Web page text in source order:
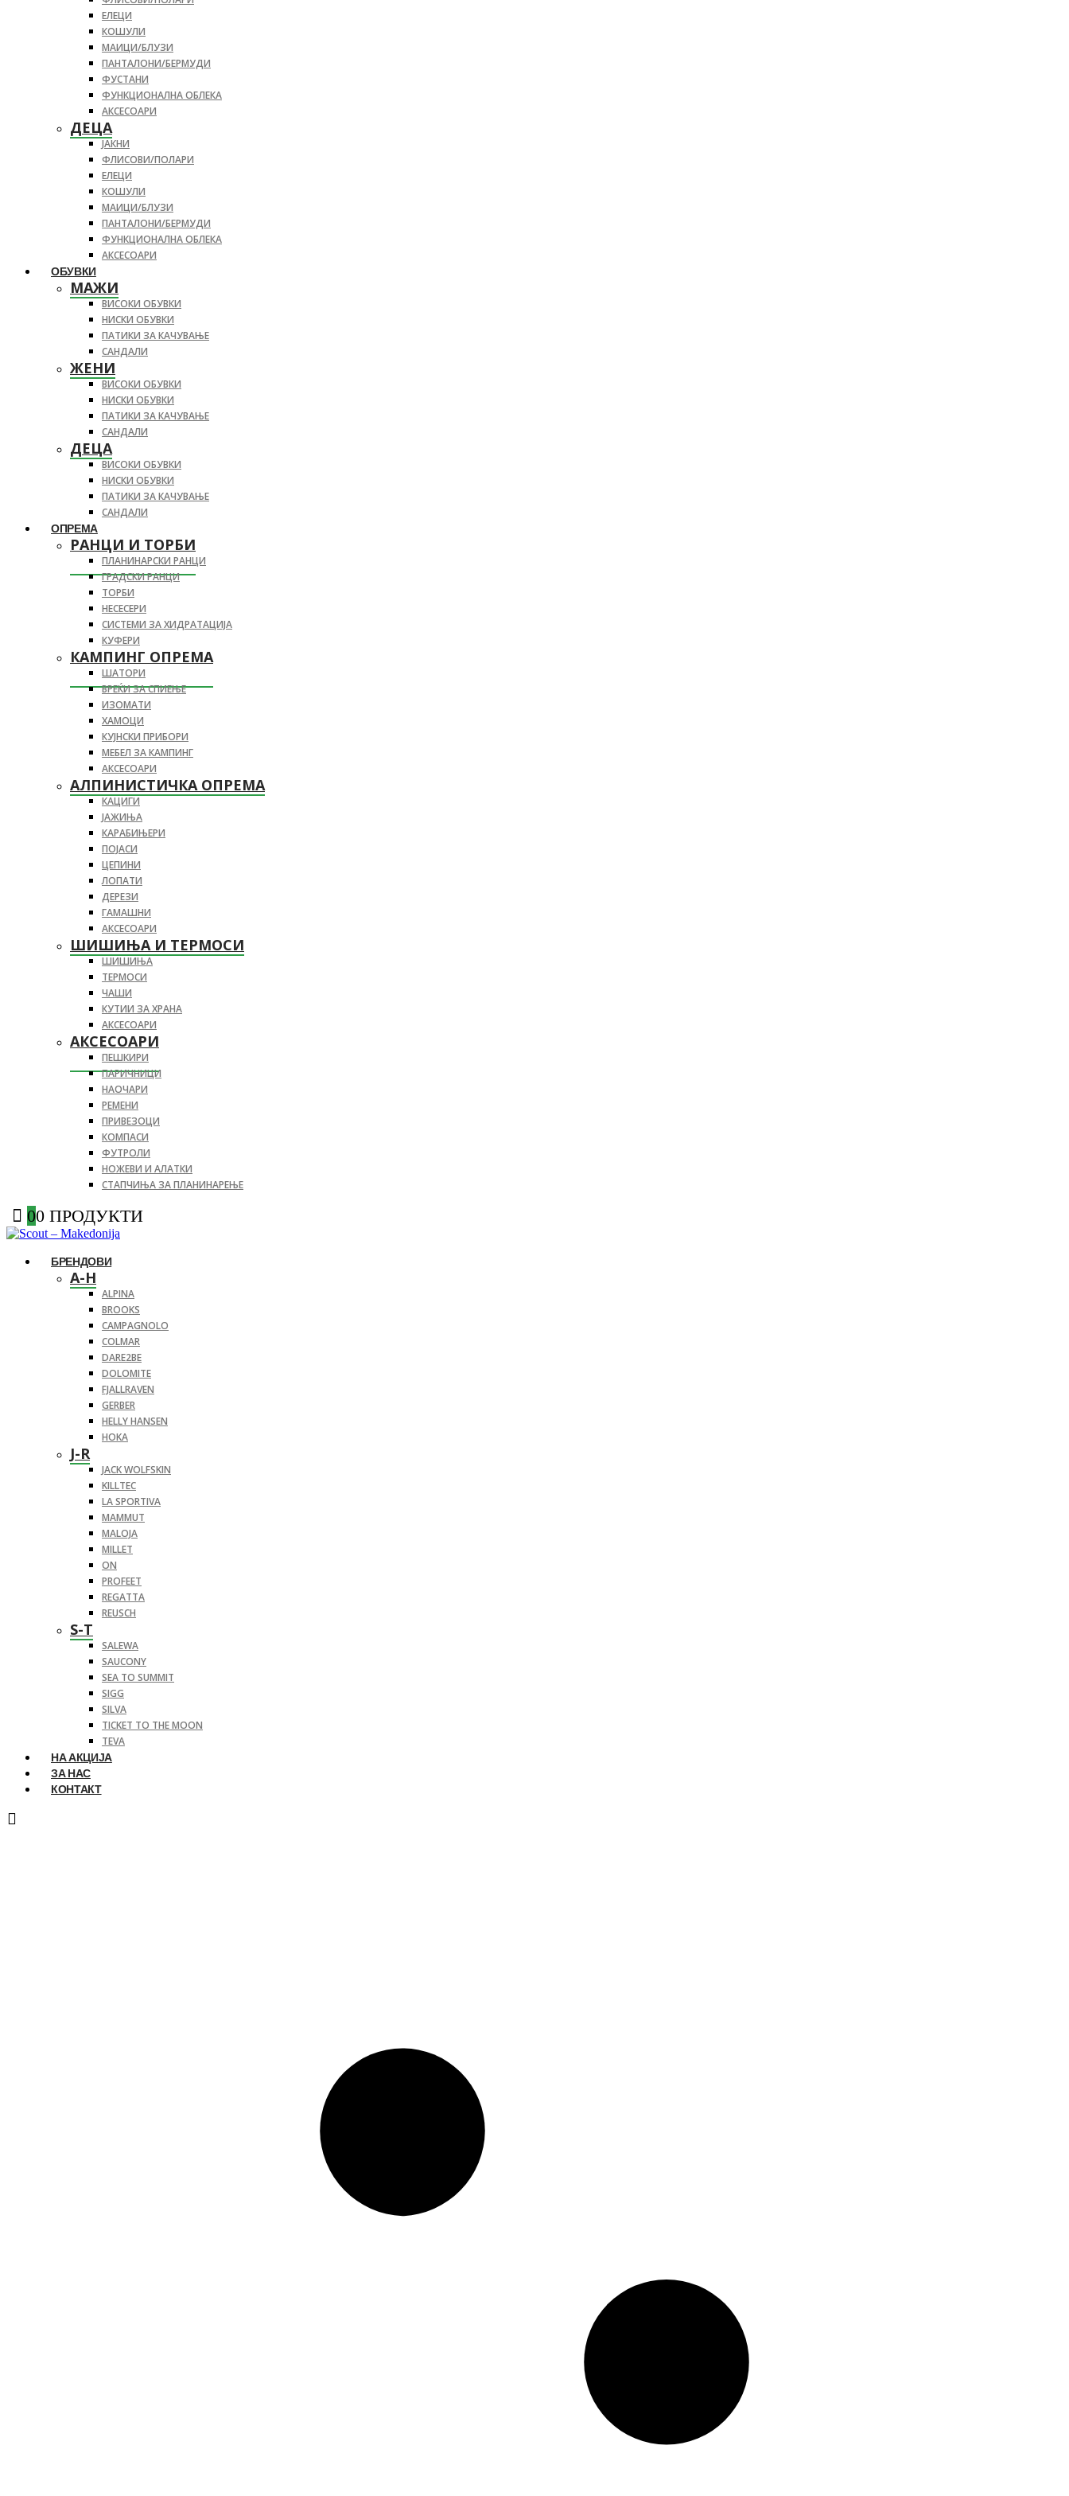
ЕЛЕЦИ
КОШУЛИ
МАИЦИ/БЛУЗИ
ПАНТАЛОНИ/БЕРМУДИ
ФУСТАНИ
ФУНКЦИОНАЛНА ОБЛЕКА
АКСЕСОАРИ
ДЕЦА
ЈАКНИ
ФЛИСОВИ/ПОЛАРИ
ЕЛЕЦИ
КОШУЛИ
МАИЦИ/БЛУЗИ
ПАНТАЛОНИ/БЕРМУДИ
ФУНКЦИОНАЛНА ОБЛЕКА
АКСЕСОАРИ
ОБУВКИ
МАЖИ
ВИСОКИ ОБУВКИ
НИСКИ ОБУВКИ
ПАТИКИ ЗА КАЧУВАЊЕ
САНДАЛИ
ЖЕНИ
ВИСОКИ ОБУВКИ
НИСКИ ОБУВКИ
ПАТИКИ ЗА КАЧУВАЊЕ
САНДАЛИ
ДЕЦА
ВИСОКИ ОБУВКИ
НИСКИ ОБУВКИ
ПАТИКИ ЗА КАЧУВАЊЕ
САНДАЛИ
ОПРЕМА
РАНЦИ И ТОРБИ
ПЛАНИНАРСКИ РАНЦИ
ГРАДСКИ РАНЦИ
ТОРБИ
НЕСЕСЕРИ
СИСТЕМИ ЗА ХИДРАТАЦИЈА
КУФЕРИ
КАМПИНГ ОПРЕМА
ШАТОРИ
ВРЕЌИ ЗА СПИЕЊЕ
ИЗОМАТИ
ХАМОЦИ
КУЈНСКИ ПРИБОРИ
МЕБЕЛ ЗА КАМПИНГ
АКСЕСОАРИ
АЛПИНИСТИЧКА ОПРЕМА
КАЦИГИ
ЈАЖИЊА
КАРАБИЊЕРИ
ПОЈАСИ
ЦЕПИНИ
ЛОПАТИ
ДЕРЕЗИ
ГАМАШНИ
АКСЕСОАРИ
ШИШИЊА И ТЕРМОСИ
ШИШИЊА
ТЕРМОСИ
ЧАШИ
КУТИИ ЗА ХРАНА
АКСЕСОАРИ
АКСЕСОАРИ
ПЕШКИРИ
ПАРИЧНИЦИ
НАОЧАРИ
РЕМЕНИ
ПРИВЕЗОЦИ
КОМПАСИ
ФУТРОЛИ
НОЖЕВИ И АЛАТКИ
СТАПЧИЊА ЗА ПЛАНИНАРЕЊЕ
00 ПРОДУКТИ
БРЕНДОВИ
A-H
ALPINA
BROOKS
CAMPAGNOLO
COLMAR
DARE2BE
DOLOMITE
FJALLRAVEN
GERBER
HELLY HANSEN
HOKA
J-R
JACK WOLFSKIN
KILLTEC
LA SPORTIVA
MAMMUT
MALOJA
MILLET
ON
PROFEET
REGATTA
REUSCH
S-T
SALEWA
SAUCONY
SEA TO SUMMIT
SIGG
SILVA
TICKET TO THE MOON
TEVA
НА АКЦИЈА
ЗА НАС
КОНТАКТ